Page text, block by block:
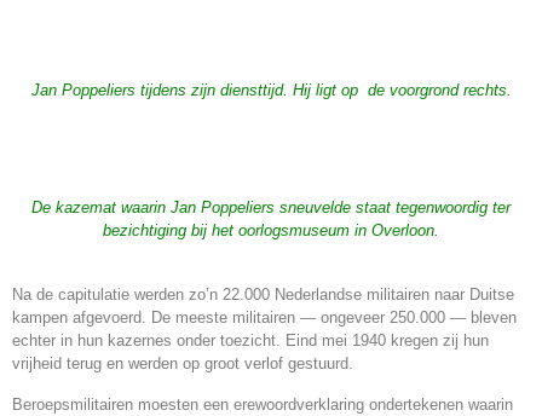
Jan Poppeliers tijdens zijn diensttijd. Hij ligt op de voorgrond rechts.
De kazemat waarin Jan Poppeliers sneuvelde staat tegenwoordig ter
bezichtiging bij het oorlogsmuseum in Overloon.
Na de capitulatie werden zo’n 22.000 Nederlandse militairen naar Duitse
kampen afgevoerd. De meeste militairen — ongeveer 250.000 — bleven
echter in hun kazernes onder toezicht. Eind mei 1940 kregen zij hun
vrijheid terug en werden op groot verlof gestuurd.
Beroepsmilitairen moesten een erewoordverklaring ondertekenen waarin